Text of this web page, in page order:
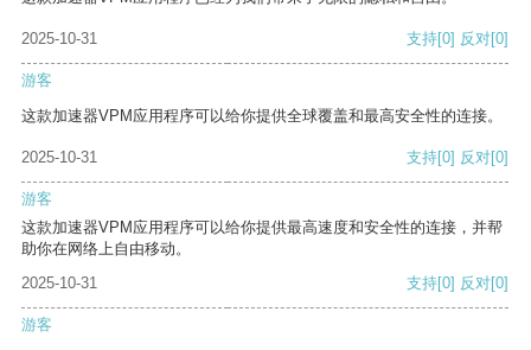
2025-10-31 支持[0] 反对[0]
游客
这款加速器VPM应用程序可以给你提供全球覆盖和最高安全性的连接。
2025-10-31 支持[0] 反对[0]
游客
这款加速器VPM应用程序可以给你提供最高速度和安全性的连接，并帮
助你在网络上自由移动。
2025-10-31
支持[0] 反对[0]
游客